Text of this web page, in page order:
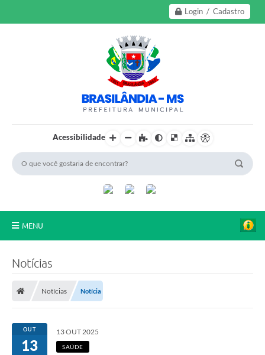
Login / Cadastro
Acessibilidade
MENU
Transparência
Câmara Municipal
Notícias
Notícias Notícia
OUT
13
13 OUT 2025
SAÚDE